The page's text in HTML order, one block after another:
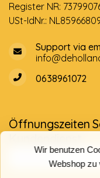
Wir benutzen
Webshop zu
Register NR:
USt-IdNr.:
Support via
0638961072
Öffnungszeiten